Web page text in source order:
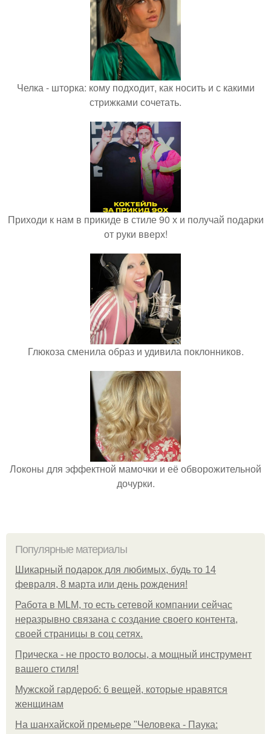
Челка - шторка: кому подходит, как носить и с какими
стрижками сочетать.
Приходи к нам в прикиде в стиле 90 х и получай подарки
от руки вверх!
Глюкоза сменила образ и удивила поклонников.
Локоны для эффектной мамочки и её обворожительной
дочурки.
Популярные материалы
Шикарный подарок для любимых, будь то 14
февраля, 8 марта или день рождения!
Работа в MLM, то есть сетевой компании сейчас
неразрывно связана с создание своего контента,
своей страницы в соц сетях.
Прическа - не просто волосы, а мощный инструмент
вашего стиля!
Мужской гардероб: 6 вещей, которые нравятся
женщинам
На шанхайской премьере "Человека - Паука: